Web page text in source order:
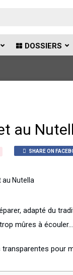
DOSSIERS
au
SHARE ON
adapté du
mûres à écouler…
pour